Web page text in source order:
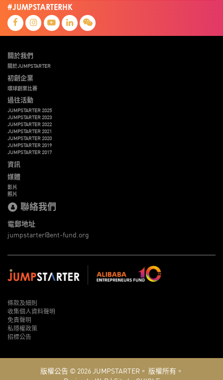
#JUMPSTARTERHK
關於我們
關於JUMPSTARTER
初創企業
環球創業比賽
過往活動
JUMPSTARTER 2025
JUMPSTARTER 2023
JUMPSTARTER 2022
JUMPSTARTER 2021
JUMPSTARTER 2020
JUMPSTARTER 2019
JUMPSTARTER 2017
資訊
媒體
影片
照片
聯絡我們
電郵地址
jumpstarter@ent-fund.org
條款及細則
收集個人資料聲明
免責聲明
私隱權政策
招標公告
版權公告 © 2026JUMPSTARTER。 版權所有。